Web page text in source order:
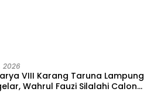
2026
VIII Karang Taruna Lampung
Wahrul Fauzi Silalahi Calon